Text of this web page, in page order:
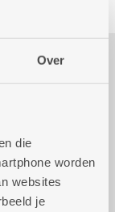
Over
die
worden
websites
je
tot 16.00